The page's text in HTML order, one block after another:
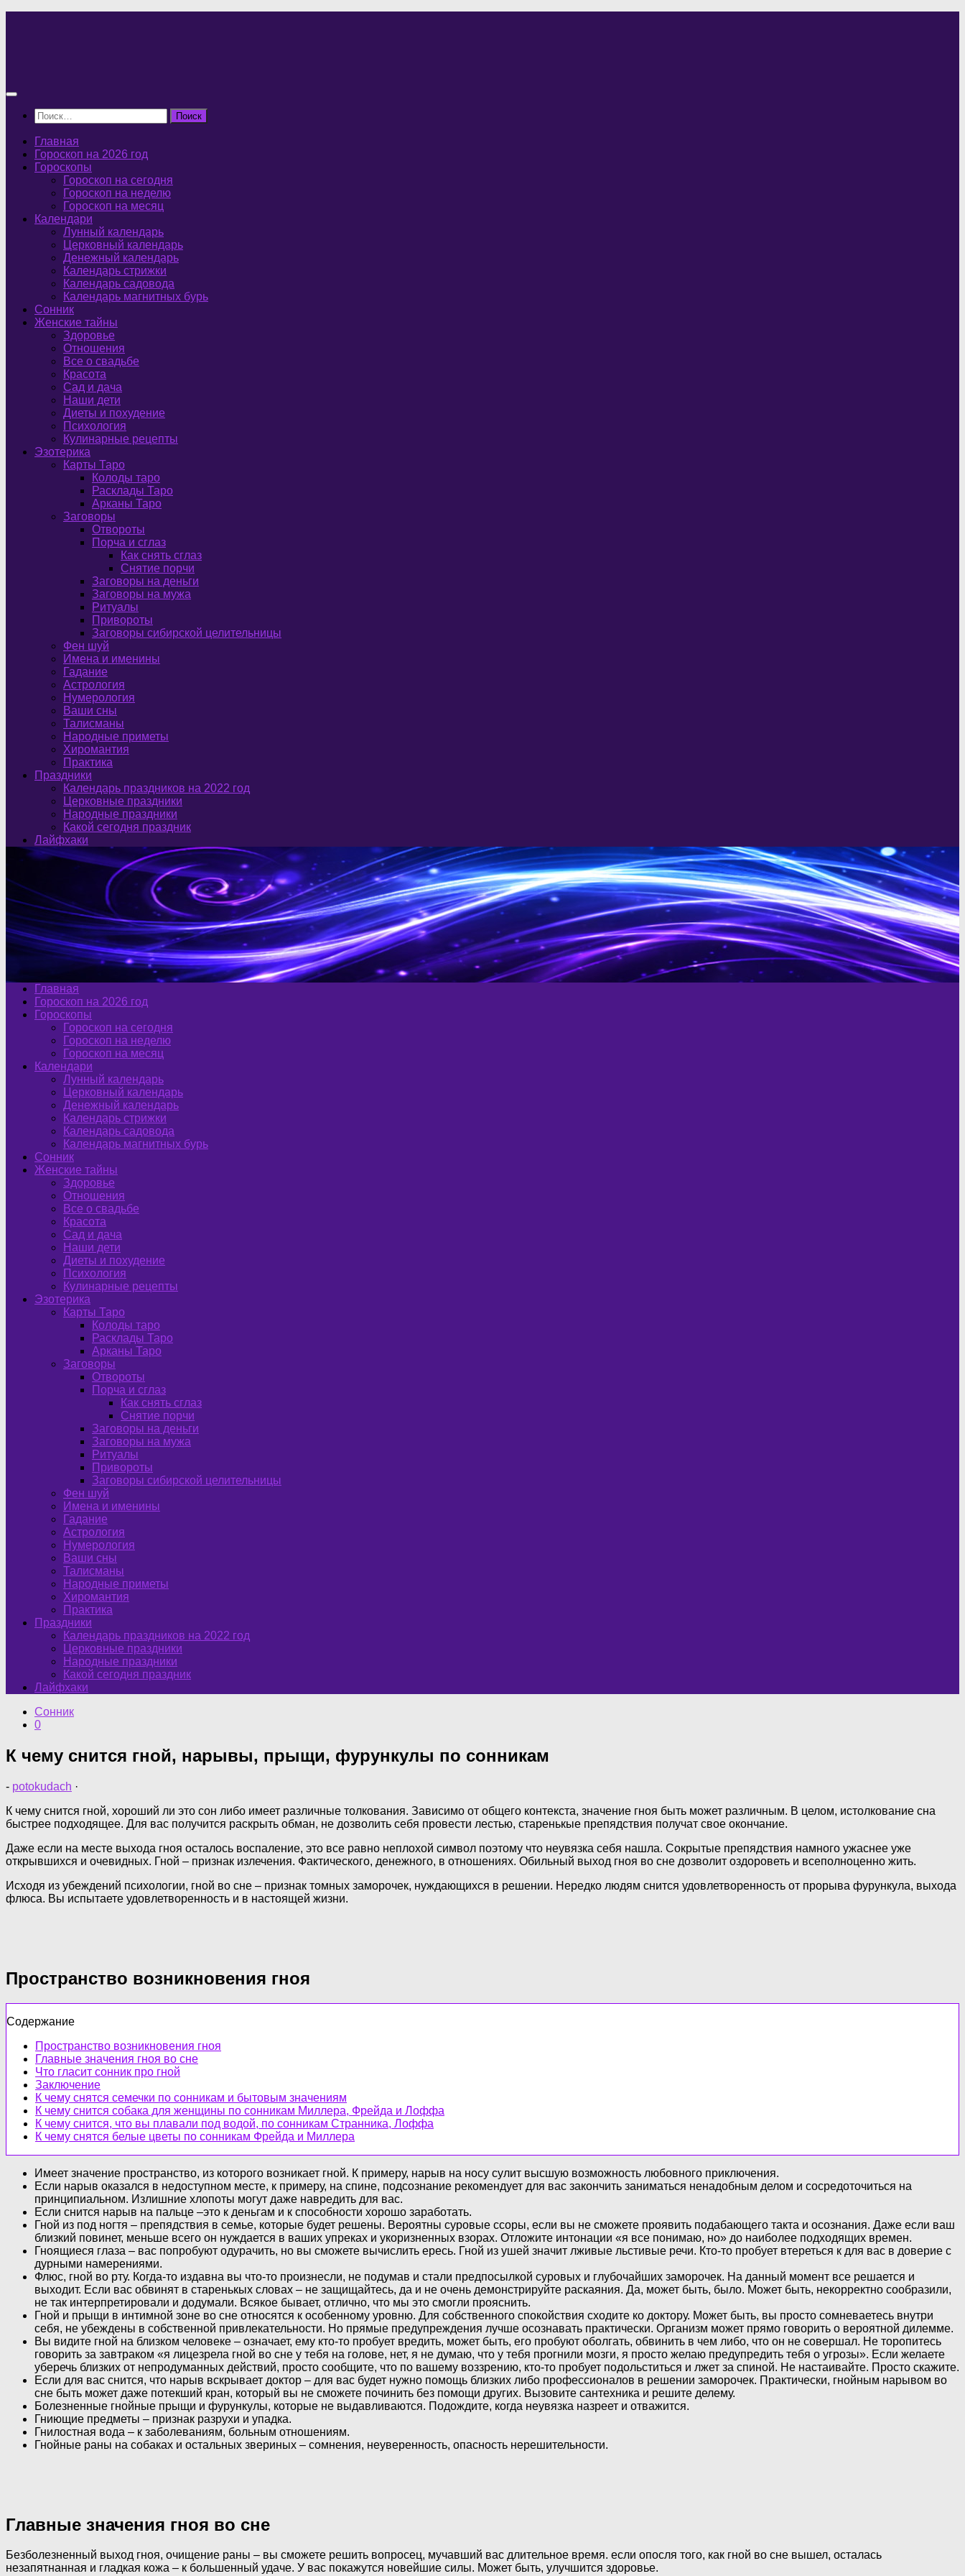
Найти:
Главная
Гороскоп на 2026 год
Гороскопы
Гороскоп на сегодня
Гороскоп на неделю
Гороскоп на месяц
Календари
Лунный календарь
Церковный календарь
Денежный календарь
Календарь стрижки
Календарь садовода
Календарь магнитных бурь
Сонник
Женские тайны
Здоровье
Отношения
Все о свадьбе
Красота
Сад и дача
Наши дети
Диеты и похудение
Психология
Кулинарные рецепты
Эзотерика
Карты Таро
Колоды таро
Расклады Таро
Арканы Таро
Заговоры
Отвороты
Порча и сглаз
Как снять сглаз
Снятие порчи
Заговоры на деньги
Заговоры на мужа
Ритуалы
Привороты
Заговоры сибирской целительницы
Фен шуй
Имена и именины
Гадание
Астрология
Нумерология
Ваши сны
Талисманы
Народные приметы
Хиромантия
Практика
Праздники
Календарь праздников на 2022 год
Церковные праздники
Народные праздники
Какой сегодня праздник
Лайфхаки
Главная
Гороскоп на 2026 год
Гороскопы
Гороскоп на сегодня
Гороскоп на неделю
Гороскоп на месяц
Календари
Лунный календарь
Церковный календарь
Денежный календарь
Календарь стрижки
Календарь садовода
Календарь магнитных бурь
Сонник
Женские тайны
Здоровье
Отношения
Все о свадьбе
Красота
Сад и дача
Наши дети
Диеты и похудение
Психология
Кулинарные рецепты
Эзотерика
Карты Таро
Колоды таро
Расклады Таро
Арканы Таро
Заговоры
Отвороты
Порча и сглаз
Как снять сглаз
Снятие порчи
Заговоры на деньги
Заговоры на мужа
Ритуалы
Привороты
Заговоры сибирской целительницы
Фен шуй
Имена и именины
Гадание
Астрология
Нумерология
Ваши сны
Талисманы
Народные приметы
Хиромантия
Практика
Праздники
Календарь праздников на 2022 год
Церковные праздники
Народные праздники
Какой сегодня праздник
Лайфхаки
Сонник
0
К чему снится гной, нарывы, прыщи, фурункулы по сонникам
- potokudach ·
К чему снится гной, хороший ли это сон либо имеет различные толкования. Зависимо от общего контекста, значение гноя быть может различным. В целом, истолкование сна
быстрее подходящее. Для вас получится раскрыть обман, не дозволить себя провести лестью, старенькые препядствия получат свое окончание.
Даже если на месте выхода гноя осталось воспаление, это все равно неплохой символ поэтому что неувязка себя нашла. Сокрытые препядствия намного ужаснее уже
открывшихся и очевидных. Гной – признак излечения. Фактического, денежного, в отношениях. Обильный выход гноя во сне дозволит оздороветь и всеполноценно жить.
Исходя из убеждений психологии, гной во сне – признак томных заморочек, нуждающихся в решении. Нередко людям снится удовлетворенность от прорыва фурункула, выхода
флюса. Вы испытаете удовлетворенность и в настоящей жизни.
Пространство возникновения гноя
Содержание
Пространство возникновения гноя
Главные значения гноя во сне
Что гласит сонник про гной
Заключение
К чему снятся семечки по сонникам и бытовым значениям
К чему снится собака для женщины по сонникам Миллера, Фрейда и Лоффа
К чему снится, что вы плавали под водой, по сонникам Странника, Лоффа
К чему снятся белые цветы по сонникам Фрейда и Миллера
Имеет значение пространство, из которого возникает гной. К примеру, нарыв на носу сулит высшую возможность любовного приключения.
Если нарыв оказался в недоступном месте, к примеру, на спине, подсознание рекомендует для вас закончить заниматься ненадобным делом и сосредоточиться на
принципиальном. Излишние хлопоты могут даже навредить для вас.
Если снится нарыв на пальце –это к деньгам и к способности хорошо заработать.
Гной из под ногтя – препядствия в семье, которые будет решены. Вероятны суровые ссоры, если вы не сможете проявить подабающего такта и осознания. Даже если ваш
близкий повинет, меньше всего он нуждается в ваших упреках и укоризненных взорах. Отложите интонации «я все понимаю, но» до наиболее подходящих времен.
Гноящиеся глаза – вас попробуют одурачить, но вы сможете вычислить ересь. Гной из ушей значит лживые льстивые речи. Кто-то пробует втереться к для вас в доверие с
дурными намерениями.
Флюс, гной во рту. Когда-то издавна вы что-то произнесли, не подумав и стали предпосылкой суровых и глубочайших заморочек. На данный момент все решается и
выходит. Если вас обвинят в старенькых словах – не защищайтесь, да и не очень демонстрируйте раскаяния. Да, может быть, было. Может быть, некорректно сообразили,
не так интерпретировали и додумали. Всякое бывает, отлично, что мы это смогли прояснить.
Гной и прыщи в интимной зоне во сне относятся к особенному уровню. Для собственного спокойствия сходите ко доктору. Может быть, вы просто сомневаетесь внутри
себя, не убеждены в собственной привлекательности. Но прямые предупреждения лучше осознавать практически. Организм может прямо говорить о вероятной дилемме.
Вы видите гной на близком человеке – означает, ему кто-то пробует вредить, может быть, его пробуют оболгать, обвинить в чем либо, что он не совершал. Не торопитесь
говорить за завтраком «я лицезрела гной во сне у тебя на голове, нет, я не думаю, что у тебя прогнили мозги, я просто желаю предупредить тебя о угрозы». Если желаете
уберечь близких от непродуманных действий, просто сообщите, что по вашему воззрению, кто-то пробует подольститься и лжет за спиной. Не настаивайте. Просто скажите.
Если для вас снится, что нарыв вскрывает доктор – для вас будет нужно помощь близких либо профессионалов в решении заморочек. Практически, гнойным нарывом во
сне быть может даже потекший кран, который вы не сможете починить без помощи других. Вызовите сантехника и решите делему.
Болезненные гнойные прыщи и фурункулы, которые не выдавливаются. Подождите, когда неувязка назреет и отважится.
Гниющие предметы – признак разрухи и упадка.
Гнилостная вода – к заболеваниям, больным отношениям.
Гнойные раны на собаках и остальных звериных – сомнения, неуверенность, опасность нерешительности.
Главные значения гноя во сне
Безболезненный выход гноя, очищение раны – вы сможете решить вопросец, мучавший вас длительное время. если опосля того, как гной во сне вышел, осталась
незапятнанная и гладкая кожа – к большенный удаче. У вас покажутся новейшие силы. Может быть, улучшится здоровье.